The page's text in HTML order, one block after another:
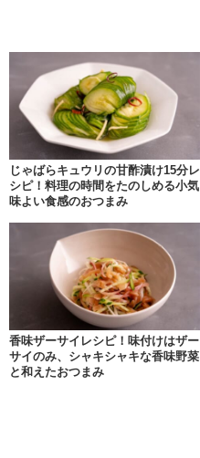
じゃばらキュウリの甘酢漬け15分レ
シピ！料理の時間をたのしめる小気
味よい食感のおつまみ
香味ザーサイレシピ！味付けはザー
サイのみ、シャキシャキな香味野菜
と和えたおつまみ